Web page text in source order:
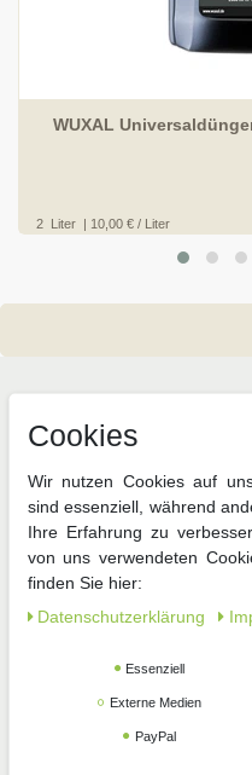
WUXAL
2 Liter | 10,00 € / Liter
Unsere
Jetzt die
wenigen
Gemüsesamen
Cookies
Wir nutzen Cookies auf
sind essenziell, während
Ihre Erfahrung zu
von uns verwendeten
finden Sie hier:
Daten­schutz­erklärung
Essenziell
Externe Medien
PayPal